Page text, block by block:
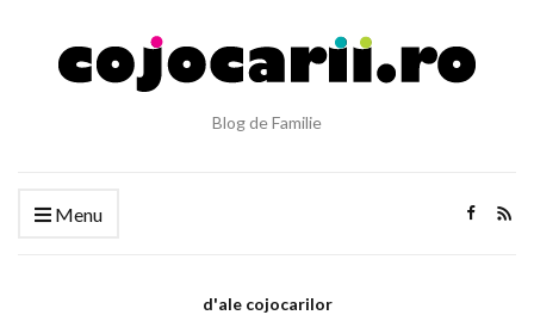
Blog de Familie
Menu
d'ale cojocarilor